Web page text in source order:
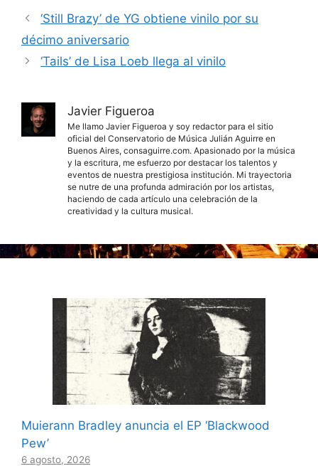
‘Still Brazy’ de YG obtiene vinilo por su
décimo aniversario
‘Tails’ de Lisa Loeb llega al vinilo
Javier Figueroa
Me llamo Javier Figueroa y soy redactor para el sitio
oficial del Conservatorio de Música Julián Aguirre en
Buenos Aires, consaguirre.com. Apasionado por la música
y la escritura, me esfuerzo por destacar los talentos y
eventos de nuestra prestigiosa institución. Mi trayectoria
se nutre de una profunda admiración por los artistas,
haciendo de cada artículo una celebración de la
creatividad y la cultura musical.
Muierann Bradley anuncia el EP ‘Blackwood
Pew’
6 agosto, 2026